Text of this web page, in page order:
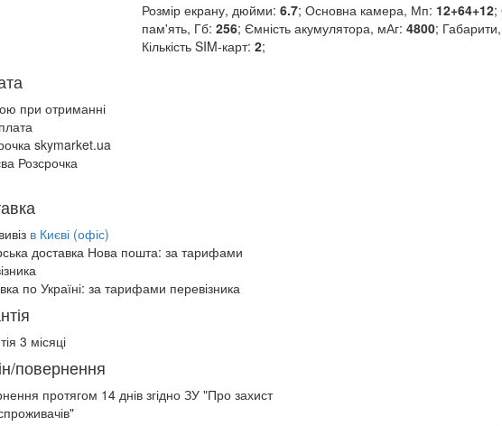
Розмір екрану, дюйми: 6.7; Основна камера, Мп: 12+64+12;
пам'ять, Гб: 256; Ємність акумулятора, мАг: 4800;
Кількість SIM-карт: 2;
при отриманні
skymarket.ua
Розсрочка
в Києві (офіс)
доставка Нова пошта: за тарифами
по Україні: за тарифами перевізника
3 місяці
повернення
протягом 14 днівзгідно ЗУ "Про захист